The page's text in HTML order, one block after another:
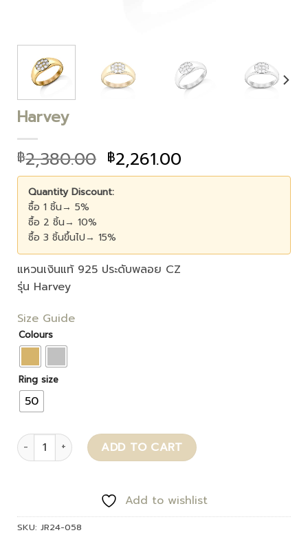
Harvey
฿2,380.00 ฿2,261.00
Quantity Discount:
ซื้อ 1 ชิ้น→ 5%
ซื้อ 2 ชิ้น→ 10%
ซื้อ 3 ชิ้นขึ้นไป→ 15%
แหวนเงินแท้ 925 ประดับพลอย CZ
รุ่น Harvey
Size Guide
Colours
Ring size
50
Harvey quantity ADD TO CART
Add to wishlist
SKU: JR24-058